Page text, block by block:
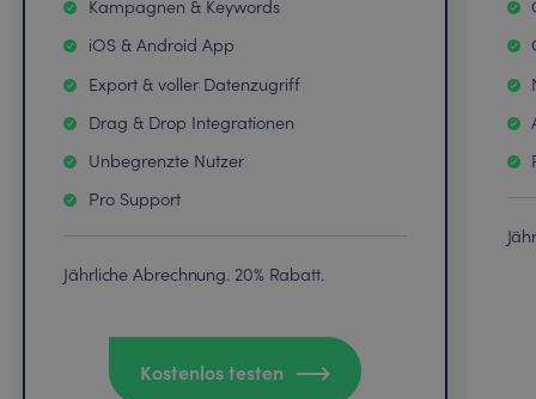
Kampagnen & Keywords
iOS & Android App
Export & voller Datenzugriff
Drag & Drop Integrationen
Unbegrenzte Nutzer
Pro Support
Jährliche Abrechnung. 20% Rabatt.
Kostenlos testen